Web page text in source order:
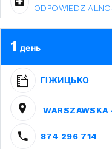
1 день
ГІЖИЦЬКО
WARSZAWSKA
874 296 714